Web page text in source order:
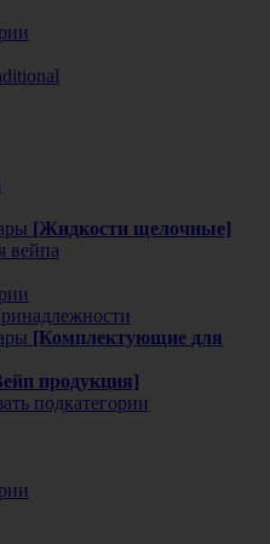
[Жидкости щелочные]
вейпа
[Комплектующие для
продукция]
подкатегории